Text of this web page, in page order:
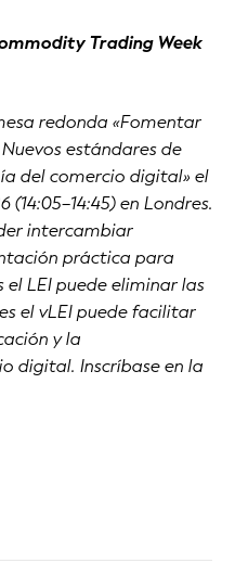
Trading Week
redonda «Fomentar
estándares de
del comercio digital» el
en Londres.
intercambiar
práctica para
LEI puede eliminar las
el vLEI puede facilitar
y la
digital. Inscríbase en la